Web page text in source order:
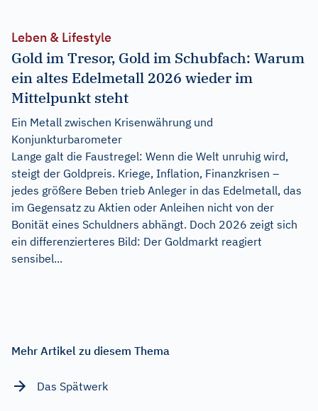
Leben & Lifestyle
Gold im Tresor, Gold im Schubfach: Warum
ein altes Edelmetall 2026 wieder im
Mittelpunkt steht
Ein Metall zwischen Krisenwährung und
Konjunkturbarometer
Lange galt die Faustregel: Wenn die Welt unruhig wird,
steigt der Goldpreis. Kriege, Inflation, Finanzkrisen –
jedes größere Beben trieb Anleger in das Edelmetall, das
im Gegensatz zu Aktien oder Anleihen nicht von der
Bonität eines Schuldners abhängt. Doch 2026 zeigt sich
ein differenzierteres Bild: Der Goldmarkt reagiert
sensibel...
Mehr Artikel zu diesem Thema
Das Spätwerk